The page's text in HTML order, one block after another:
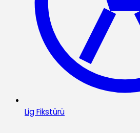
Lig Fikstürü